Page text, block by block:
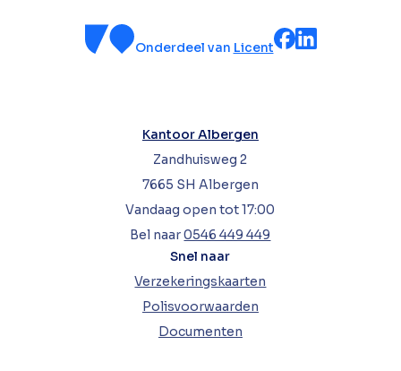
Onderdeel van Licent
Kantoor Albergen
Zandhuisweg 2
7665 SH Albergen
Vandaag open tot 17:00
Bel naar0546 449 449
Snel naar
Verzekeringskaarten
Polisvoorwaarden
Documenten